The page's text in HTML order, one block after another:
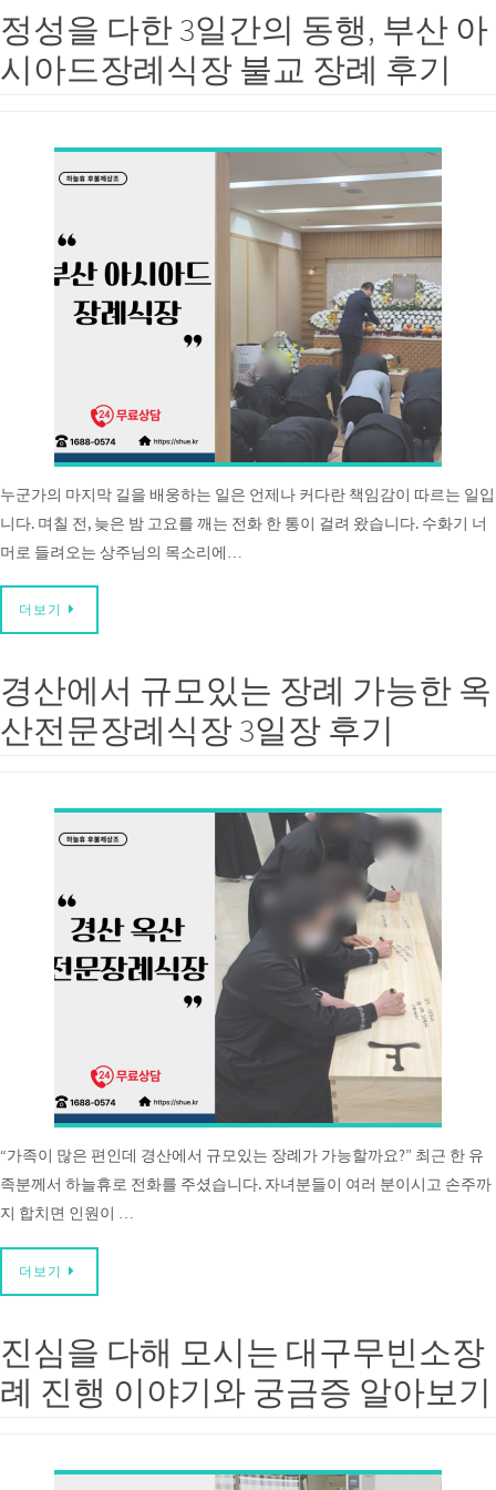
정성을 다한 3일간의 동행, 부산 아
시아드장례식장 불교 장례 후기
누군가의 마지막 길을 배웅하는 일은 언제나 커다란 책임감이 따르는 일입
니다. 며칠 전, 늦은 밤 고요를 깨는 전화 한 통이 걸려 왔습니다. 수화기 너
머로 들려오는 상주님의 목소리에…
더보기
경산에서 규모있는 장례 가능한 옥
산전문장례식장 3일장 후기
“가족이 많은 편인데 경산에서 규모있는 장례가 가능할까요?” 최근 한 유
족분께서 하늘휴로 전화를 주셨습니다. 자녀분들이 여러 분이시고 손주까
지 합치면 인원이 …
더보기
진심을 다해 모시는 대구무빈소장
례 진행 이야기와 궁금증 알아보기